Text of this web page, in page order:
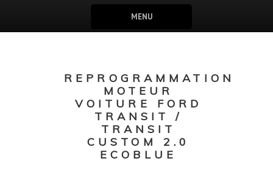
MENU
REPROGRAMMATION
MOTEUR
VOITURE FORD
TRANSIT /
TRANSIT
CUSTOM 2.0
ECOBLUE